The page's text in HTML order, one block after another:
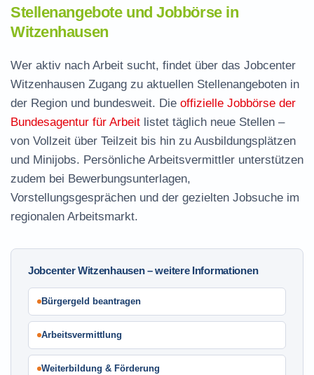
Stellenangebote und Jobbörse in
Witzenhausen
Wer aktiv nach Arbeit sucht, findet über das Jobcenter
Witzenhausen Zugang zu aktuellen Stellenangeboten in
der Region und bundesweit. Die offizielle Jobbörse der
Bundesagentur für Arbeit listet täglich neue Stellen –
von Vollzeit über Teilzeit bis hin zu Ausbildungsplätzen
und Minijobs. Persönliche Arbeitsvermittler unterstützen
zudem bei Bewerbungsunterlagen,
Vorstellungsgesprächen und der gezielten Jobsuche im
regionalen Arbeitsmarkt.
Jobcenter Witzenhausen – weitere Informationen
Bürgergeld beantragen
Arbeitsvermittlung
Weiterbildung & Förderung